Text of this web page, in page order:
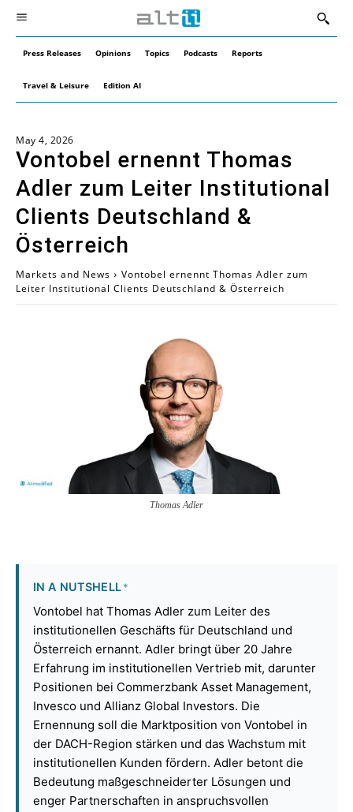
Press Releases Opinions Topics Podcasts Reports
Travel & Leisure Edition AI
May 4, 2026
Vontobel ernennt Thomas
Adler zum Leiter Institutional
Clients Deutschland &
Österreich
Markets and News
Vontobel ernennt Thomas Adler zum
Leiter Institutional Clients Deutschland & Österreich
Thomas Adler
IN A NUTSHELL*
Vontobel hat Thomas Adler zum Leiter des
institutionellen Geschäfts für Deutschland und
Österreich ernannt. Adler bringt über 20 Jahre
Erfahrung im institutionellen Vertrieb mit, darunter
Positionen bei Commerzbank Asset Management,
Invesco und Allianz Global Investors. Die
Ernennung soll die Marktposition von Vontobel in
der DACH-Region stärken und das Wachstum mit
institutionellen Kunden fördern. Adler betont die
Bedeutung maßgeschneiderter Lösungen und
enger Partnerschaften in anspruchsvollen